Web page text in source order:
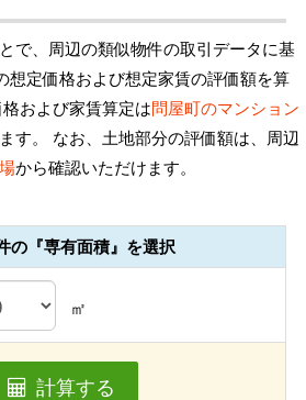
で、周辺の類似物件の取引データに基
想定価格および想定家賃の評価額を算
および家賃算定は問屋町のマンション
す。 なお、土地部分の評価額は、周辺
から確認いただけます。
の『専有面積』を選択
㎡
計算する